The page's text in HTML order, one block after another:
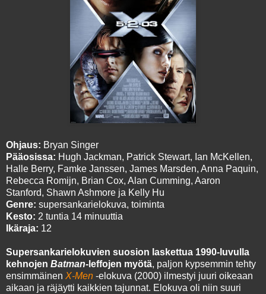
Ohjaus: Bryan Singer
Pääosissa: Hugh Jackman, Patrick Stewart, Ian McKellen,
Halle Berry, Famke Janssen, James Marsden, Anna Paquin,
Rebecca Romijn, Brian Cox, Alan Cumming, Aaron
Stanford, Shawn Ashmore ja Kelly Hu
Genre: supersankarielokuva, toiminta
Kesto: 2 tuntia 14 minuuttia
Ikäraja: 12
Supersankarielokuvien suosion laskettua 1990-luvulla
kehnojen Batman-leffojen myötä, paljon kypsemmin tehty
ensimmäinen X-Men -elokuva (2000) ilmestyi juuri oikeaan
aikaan ja räjäytti kaikkien tajunnat. Elokuva oli niin suuri